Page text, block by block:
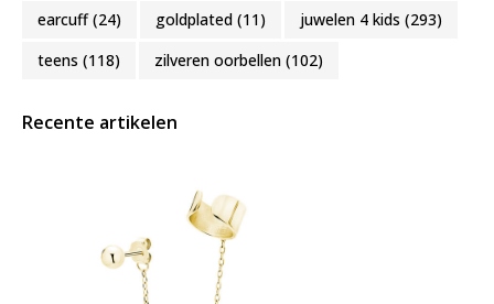
earcuff(24) goldplated (11) juwelen 4 kids (293)
teens (118) zilveren oorbellen (102)
Recente artikelen